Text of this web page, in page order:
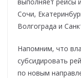
Сочи,
Волгограда и
Напомним, что
субсидировать
по новым